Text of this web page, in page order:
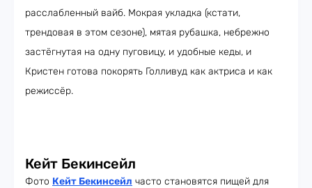
расслабленный вайб. Мокрая укладка (кстати,
трендовая в этом сезоне), мятая рубашка, небрежно
застёгнутая на одну пуговицу, и удобные кеды, и
Кристен готова покорять Голливуд как актриса и как
режиссёр.
Кейт Бекинсейл
Фото Кейт Бекинсейл часто становятся пищей для